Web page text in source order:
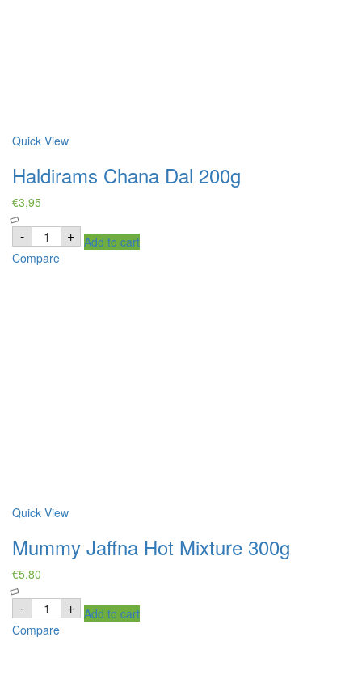
Quick View
Haldirams Chana Dal 200g
€3,95
- Haldirams
Chana
Dal
200g
+ Add to cart
Compare
Quick View
Mummy Jaffna Hot Mixture 300g
€5,80
- Mummy
Jaffna
Hot
Mixture
+ Add to cart
Compare